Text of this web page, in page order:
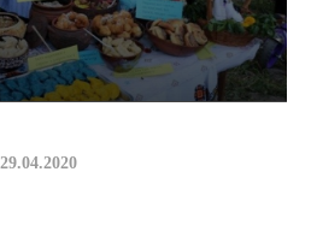
29.04.2020